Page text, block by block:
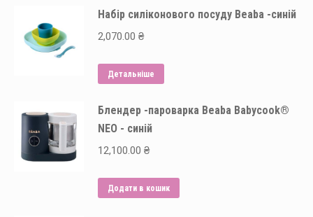
має
вибрати
Набір силіконового посуду Beaba -синій
2,070.00 ₴
Детальніше
Блендер -пароварка Beaba Babycook®
NEO - синій
12,100.00 ₴
Додати в кошик